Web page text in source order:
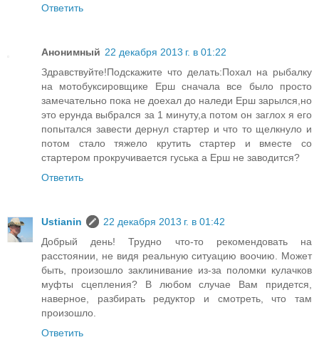
Ответить
Анонимный 22 декабря 2013 г. в 01:22
Здравствуйте!Подскажите что делать:Похал на рыбалку
на мотобуксировщике Ерш сначала все было просто
замечательно пока не доехал до наледи Ерш зарылся,но
это ерунда выбрался за 1 минуту,а потом он заглох я его
попытался завести дернул стартер и что то щелкнуло и
потом стало тяжело крутить стартер и вместе со
стартером прокручивается гуська а Ерш не заводится?
Ответить
Ustianin
22 декабря 2013 г. в 01:42
Добрый день! Трудно что-то рекомендовать на
расстоянии, не видя реальную ситуацию воочию. Может
быть, произошло заклинивание из-за поломки кулачков
муфты сцепления? В любом случае Вам придется,
наверное, разбирать редуктор и смотреть, что там
произошло.
Ответить